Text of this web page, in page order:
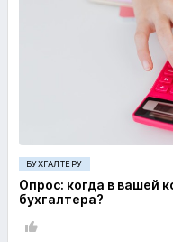
БУХГАЛТЕРУ
Опрос: когда в вашей
бухгалтера?